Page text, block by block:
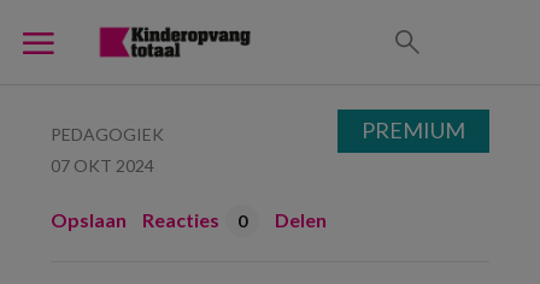
PEDAGOGIEK
07 OKT 2024
Opslaan Reacties 0 Delen
PREMIUM